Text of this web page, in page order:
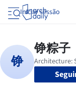
Iniciar sessão